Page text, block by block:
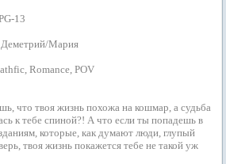
13
Деметрий/Мария
Romance, POV
что твоя жизнь похожа на кошмар, а судьба
к тебе спиной?! А что если ты попадешь в
которые, как думают люди, глупый
твоя жизнь покажется тебе не такой уж